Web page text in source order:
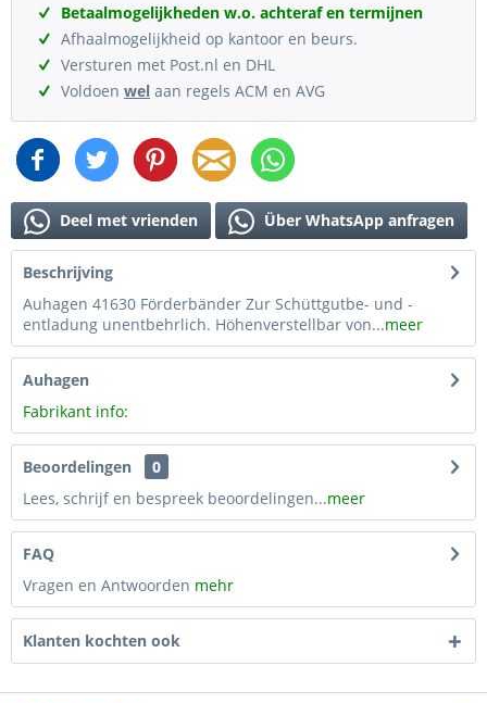
Betaalmogelijkheden w.o. achteraf en termijnen
Afhaalmogelijkheid op kantoor en beurs.
Versturen met Post.nl en DHL
Voldoen wel aan regels ACM en AVG
Deel met vrienden Über WhatsApp anfragen
Beschrijving
Auhagen 41630 Förderbänder Zur Schüttgutbe- und -
entladung unentbehrlich. Höhenverstellbar von...meer
Auhagen
Fabrikant info:
Beoordelingen
0
Lees, schrijf en bespreek beoordelingen...meer
FAQ
Vragen en Antwoorden mehr
Klanten kochten ook